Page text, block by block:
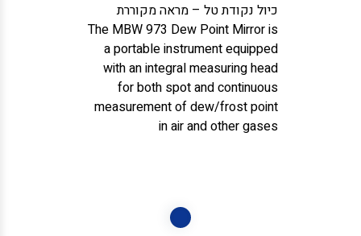
כיול נקודת טל – מראה מקוררת
The MBW 973 Dew Point Mirror is
a portable instrument equipped
with an integral measuring head
for both spot and continuous
measurement of dew/frost point
in air and other gases